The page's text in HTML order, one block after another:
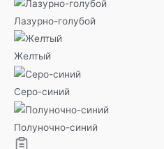
Лазурно-голубой
Желтый
Серо-синий
Полуночно-синий